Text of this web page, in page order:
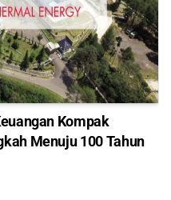
Kompak
Menuju 100 Tahun